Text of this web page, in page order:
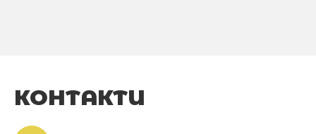
КОНТАКТИ